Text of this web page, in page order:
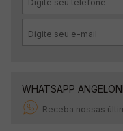
WHATSAPP ANGELONI
Receba nossas